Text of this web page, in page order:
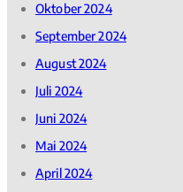
Oktober 2024
September 2024
August 2024
Juli 2024
Juni 2024
Mai 2024
April 2024